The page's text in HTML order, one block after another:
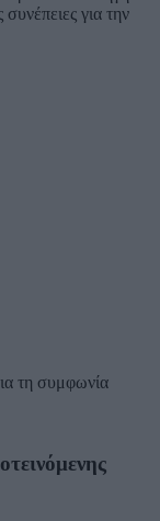
για την
τη συμφωνία